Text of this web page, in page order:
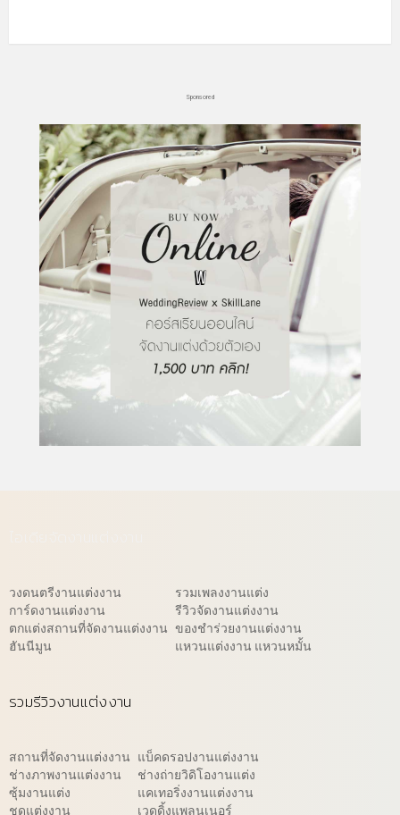
Sponsored
วงดนตรีงานแต่งงาน
การ์ดงานแต่งงาน
ตกแต่งสถานที่จัดงานแต่งงาน
ฮันนีมูน
รวมเพลงงานแต่ง
รีวิวจัดงานแต่งงาน
ของชำร่วยงานแต่งงาน
แหวนแต่งงาน แหวนหมั้น
รวมรีวิวงานแต่งงาน
สถานที่จัดงานแต่งงาน
ช่างภาพงานแต่งงาน
ซุ้มงานแต่ง
ชุดแต่งงาน
แบ็คดรอปงานแต่งงาน
ช่างถ่ายวิดิโองานแต่ง
แคเทอริ่งงานแต่งงาน
เวดดิ้งแพลนเนอร์